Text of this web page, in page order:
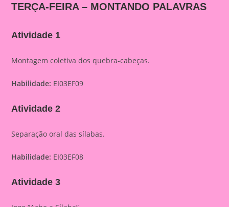
TERÇA-FEIRA – MONTANDO PALAVRAS
Atividade 1
Montagem coletiva dos quebra-cabeças.
Habilidade: EI03EF09
Atividade 2
Separação oral das sílabas.
Habilidade: EI03EF08
Atividade 3